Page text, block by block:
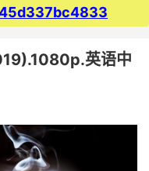
英语中